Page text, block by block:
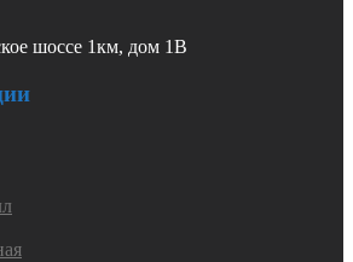
шоссе 1км, дом 1В